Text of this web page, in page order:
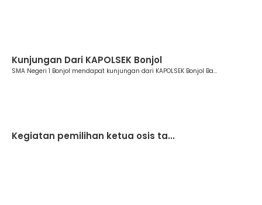
Kunjungan Dari KAPOLSEK Bonjol
SMA Negeri 1 Bonjol mendapat kunjungan dari KAPOLSEK Bonjol Ba...
Kegiatan pemilihan ketua osis ta...